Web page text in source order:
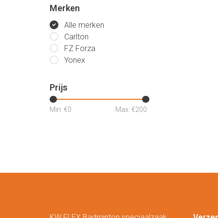
Merken
Alle merken
Carlton
FZ Forza
Yonex
Prijs
Min: €0 Max: €200